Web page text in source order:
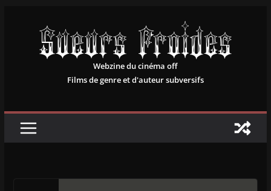
contenu
Webzine du cinéma off
Films de genre et d'auteur subversifs